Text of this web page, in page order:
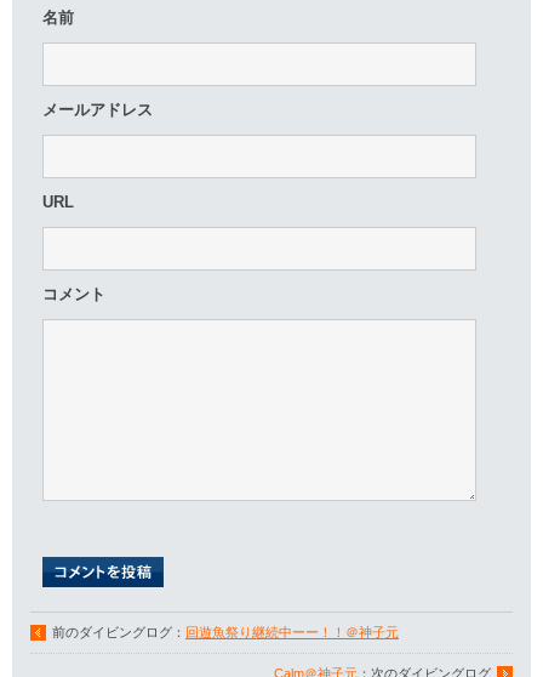
名前
メールアドレス
URL
コメント
前のダイビングログ： 回遊魚祭り継続中ーー！！＠神子元
Calm＠神子元 ：次のダイビングログ